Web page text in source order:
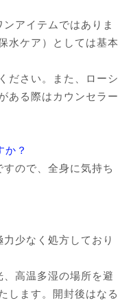
アイテムではありま
水ケア）としては基本
ださい。また、ローシ
ある際はカウンセラー
か？
ので、全身に気持ち
少なく処方しており
高温多湿の場所を避
します。開封後はなる